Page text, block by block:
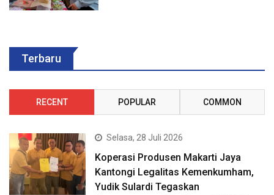
Terbaru
RECENT POPULAR COMMON
Selasa, 28 Juli 2026
Koperasi Produsen Makarti Jaya
Kantongi Legalitas Kemenkumham,
Yudik Sulardi Tegaskan